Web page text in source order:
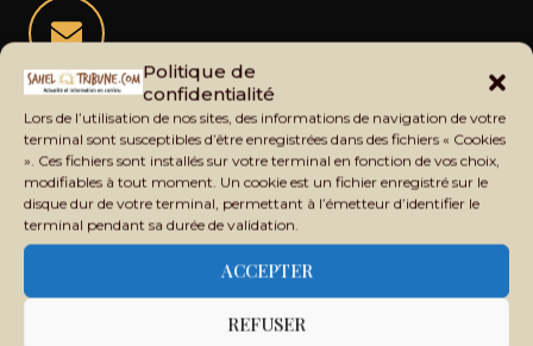
Politique de
confidentialité
Lors de l’utilisation de nos sites, des informations de navigation de votre
terminal sont susceptibles d’être enregistrées dans des fichiers « Cookies
». Ces fichiers sont installés sur votre terminal en fonction de vos choix,
modifiables à tout moment. Un cookie est un fichier enregistré sur le
disque dur de votre terminal, permettant à l’émetteur d’identifier le
terminal pendant sa durée de validation.
ACCEPTER
REFUSER
Restez informé de l'actualité du Sahel
Recevez chaque jour les principales informations du Mali,
du Sahel, de l'Afrique et du monde dans votre boîte mail.